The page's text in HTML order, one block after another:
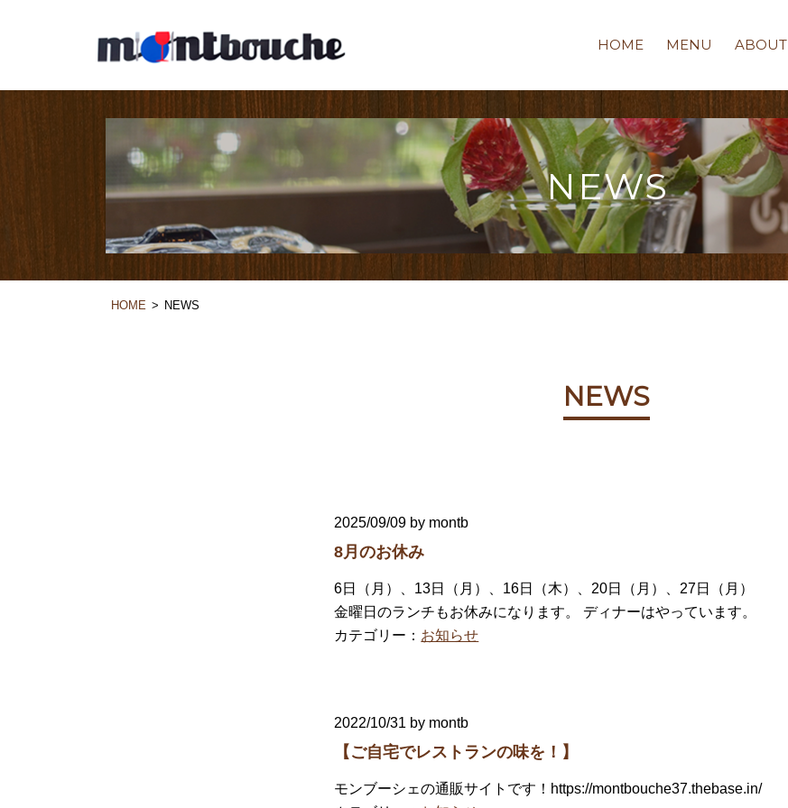
HOME MENU ABOUT
NEWS
HOME NEWS
NEWS
2025/09/09 by montb
8月のお休み
6日（月）、13日（月）、16日（木）、20日（月）、27日（月）
金曜日のランチもお休みになります。 ディナーはやっています。
カテゴリー： お知らせ
2022/10/31 by montb
【ご自宅でレストランの味を！】
モンブーシェの通販サイトです！https://montbouche37.thebase.in/